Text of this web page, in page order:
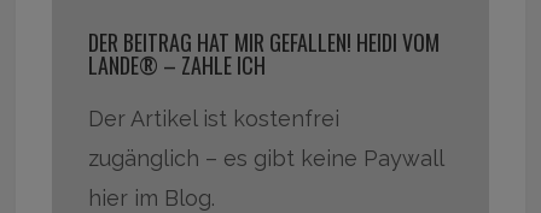
DER BEITRAG HAT MIR GEFALLEN! HEIDI VOM
LANDE® – ZAHLE ICH
Der Artikel ist kostenfrei
zugänglich – es gibt keine Paywall
hier im Blog.